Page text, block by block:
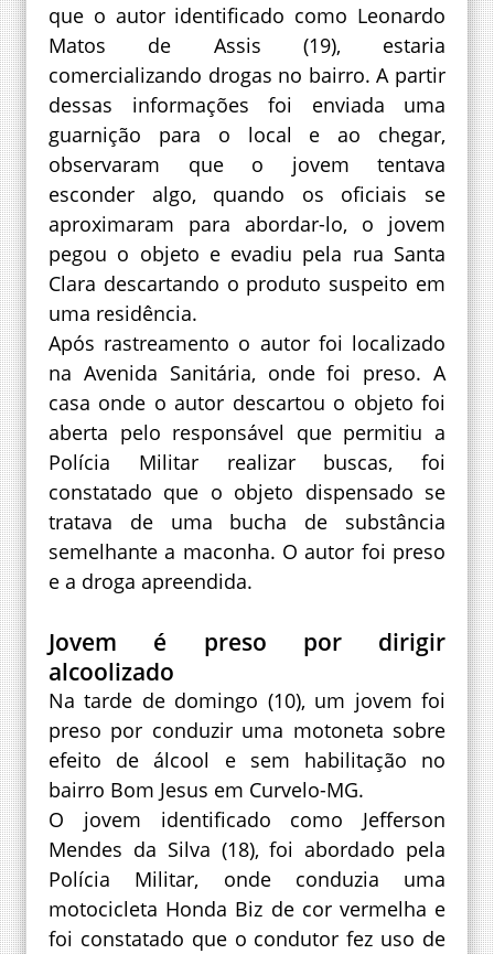
que o autor identificado como Leonardo
Matos de Assis (19), estaria
comercializando drogas no bairro. A partir
dessas informações foi enviada uma
guarnição para o local e ao chegar,
observaram que o jovem tentava
esconder algo, quando os oficiais se
aproximaram para abordar-lo, o jovem
pegou o objeto e evadiu pela rua Santa
Clara descartando o produto suspeito em
uma residência.
Após rastreamento o autor foi localizado
na Avenida Sanitária, onde foi preso. A
casa onde o autor descartou o objeto foi
aberta pelo responsável que permitiu a
Polícia Militar realizar buscas, foi
constatado que o objeto dispensado se
tratava de uma bucha de substância
semelhante a maconha. O autor foi preso
e a droga apreendida.
Jovem é preso por dirigir
alcoolizado
Na tarde de domingo (10), um jovem foi
preso por conduzir uma motoneta sobre
efeito de álcool e sem habilitação no
bairro Bom Jesus em Curvelo-MG.
O jovem identificado como Jefferson
Mendes da Silva (18), foi abordado pela
Polícia Militar, onde conduzia uma
motocicleta Honda Biz de cor vermelha e
foi constatado que o condutor fez uso de